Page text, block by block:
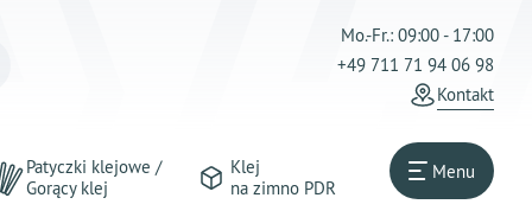
Mo.-Fr.: 09:00 - 17:00
+49 711 71 94 06 98
Kontakt
Patyczki klejowe /
Gorący klej
Klej
na zimno PDR
Menu